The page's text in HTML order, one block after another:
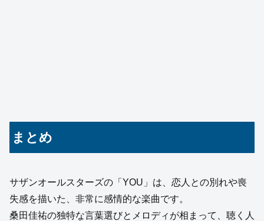
まとめ
サザンオールスターズの「YOU」は、恋人との別れや喪
失感を描いた、非常に感情的な楽曲です。
桑田佳祐の独特な言葉選びとメロディが相まって、聴く人